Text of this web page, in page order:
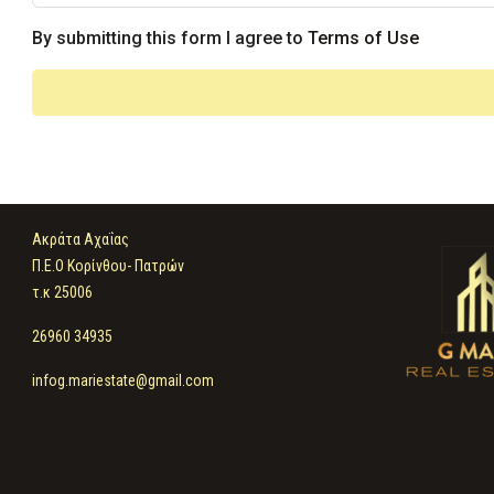
By submitting this form I agree to Terms of Use
Ακράτα Αχαΐας
Π.Ε.Ο Κορίνθου- Πατρών
τ.κ 25006
26960 34935
infog.mariestate@gmail.com